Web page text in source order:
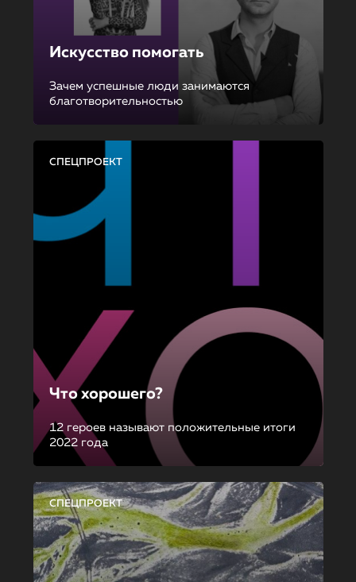
Искусство помогать
Зачем успешные люди занимаются
благотворительностью
СПЕЦПРОЕКТ
Что хорошего?
12 героев называют положительные итоги
2022 года
СПЕЦПРОЕКТ